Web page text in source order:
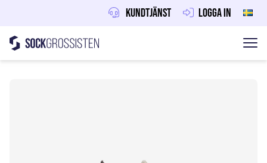
Kundtjänst Logga in
Hoppa till innehåll
Sockgrossisten